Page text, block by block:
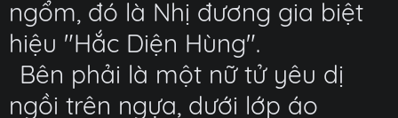
ngổm, đó là Nhị đương gia biệt
hiệu "Hắc Diện Hùng".
Bên phải là một nữ tử yêu dị
ngồi trên ngựa, dưới lớp áo